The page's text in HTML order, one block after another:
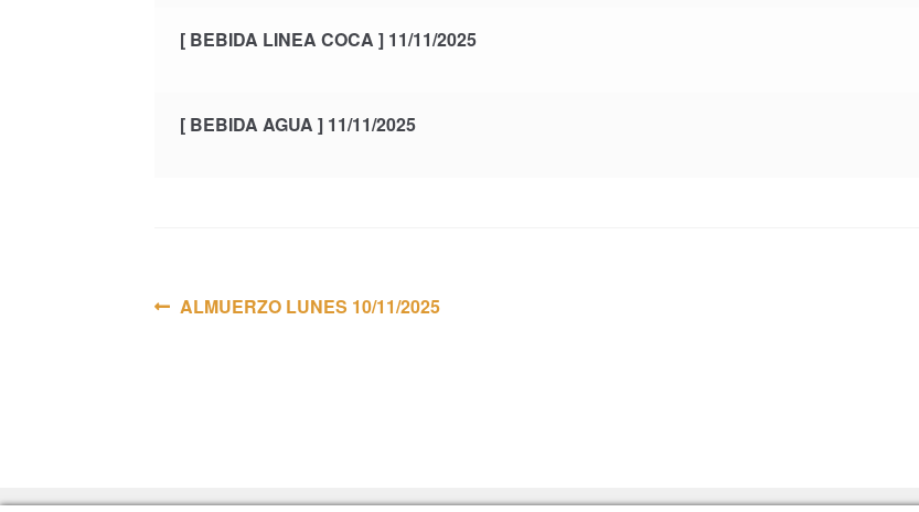
[ BEBIDA LINEA COCA ] 11/11/2025
[ BEBIDA AGUA ] 11/11/2025
Navegación
Anterior:
ALMUERZO LUNES 10/11/2025